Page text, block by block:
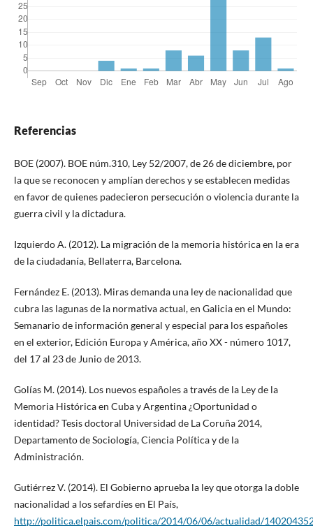
Referencias
BOE (2007). BOE núm.310, Ley 52/2007, de 26 de diciembre, por
la que se reconocen y amplían derechos y se establecen medidas
en favor de quienes padecieron persecución o violencia durante la
guerra civil y la dictadura.
Izquierdo A. (2012). La migración de la memoria histórica en la era
de la ciudadanía, Bellaterra, Barcelona.
Fernández E. (2013). Miras demanda una ley de nacionalidad que
cubra las lagunas de la normativa actual, en Galicia en el Mundo:
Semanario de información general y especial para los españoles
en el exterior, Edición Europa y América, año XX - número 1017,
del 17 al 23 de Junio de 2013.
Golías M. (2014). Los nuevos españoles a través de la Ley de la
Memoria Histórica en Cuba y Argentina ¿Oportunidad o
identidad? Tesis doctoral Universidad de La Coruña 2014,
Departamento de Sociología, Ciencia Política y de la
Administración.
Gutiérrez V. (2014). El Gobierno aprueba la ley que otorga la doble
nacionalidad a los sefardíes en El País,
http://politica.elpais.com/politica/2014/06/06/actualidad/